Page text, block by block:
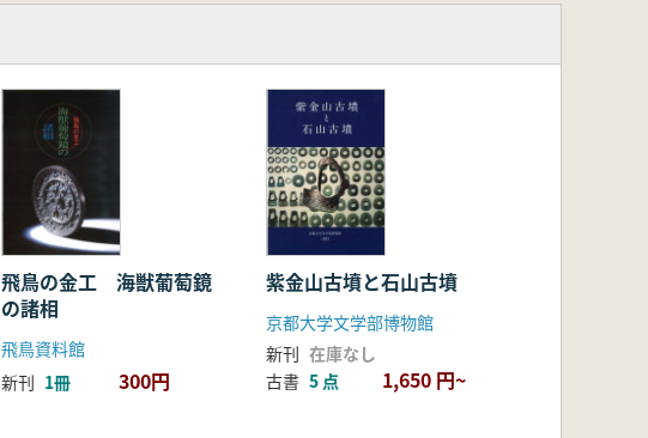
飛鳥の金工 海獣葡萄鏡
の諸相
飛鳥資料館
新刊 1冊 300円
紫金山古墳と石山古墳
京都大学文学部博物館
新刊 在庫なし
古書 5 点 1,650 円~